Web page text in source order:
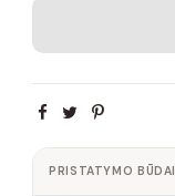
PRISTATYMO BŪDAI